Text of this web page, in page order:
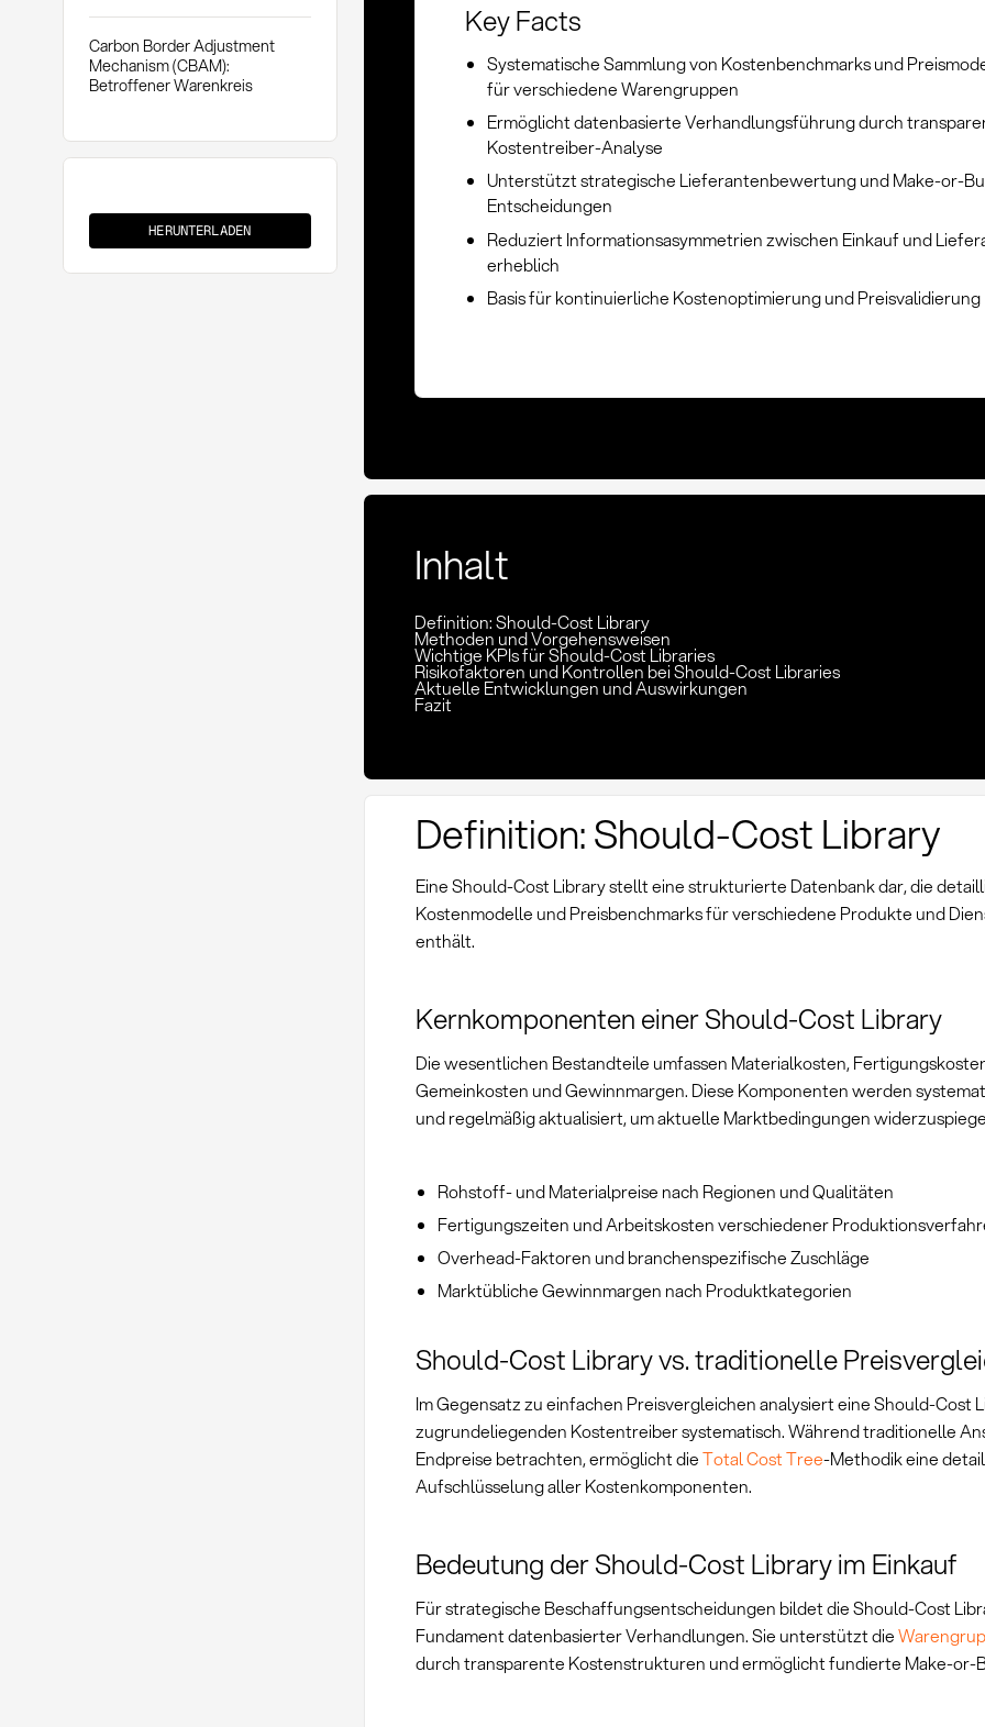
Carbon Border Adjustment
Mechanism (CBAM):
Betroffener Warenkreis
Cost
HERUNTERLADEN
Key Facts
Systematische Sammlung von Kostenbenchmarks und
für verschiedene Warengruppen
Ermöglicht datenbasierte Verhandlungsführung durch
Kostentreiber-Analyse
Unterstützt strategische Lieferantenbewertung und Make-or-
Entscheidungen
Reduziert Informationsasymmetrien zwischen Einkauf und
erheblich
Basis für kontinuierliche Kostenoptimierung und Preisvalidierung
Inhalt
Definition: Should-Cost Library
Methoden und Vorgehensweisen
Wichtige KPIs für Should-Cost Libraries
Risikofaktoren und Kontrollen bei Should-Cost Libraries
Aktuelle Entwicklungen und Auswirkungen
Fazit
Definition: Should-Cost Library
Eine Should-Cost Library stellt eine strukturierte Datenbank dar, die
Kostenmodelle und Preisbenchmarks für verschiedene Produkte und
enthält.
Kernkomponenten einer Should-Cost Library
Die wesentlichen Bestandteile umfassen Materialkosten,
Gemeinkosten und Gewinnmargen. Diese Komponenten werden
und regelmäßig aktualisiert, um aktuelle Marktbedingungen
Rohstoff- und Materialpreise nach Regionen und Qualitäten
Fertigungszeiten und Arbeitskosten verschiedener
Overhead-Faktoren und branchenspezifische Zuschläge
Marktübliche Gewinnmargen nach Produktkategorien
Should-Cost Library vs. traditionelle
Im Gegensatz zu einfachen Preisvergleichen analysiert eine Should-Cost
zugrundeliegenden Kostentreiber systematisch. Während traditionelle
Endpreise betrachten, ermöglicht dieTotal Cost Tree-Methodik eine
Aufschlüsselung aller Kostenkomponenten.
Bedeutung der Should-Cost Library im Einkauf
Für strategische Beschaffungsentscheidungen bildet die Should-Cost
Fundament datenbasierter Verhandlungen. Sie unterstützt die
durch transparente Kostenstrukturen und ermöglicht fundierte Make-or-